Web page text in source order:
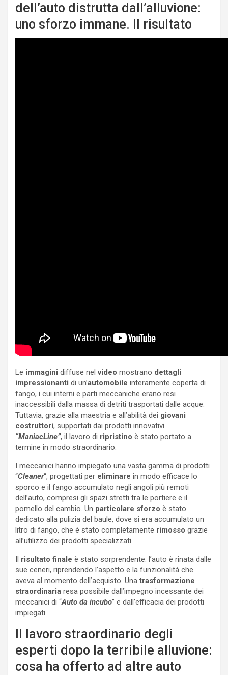
dell’auto distrutta dall’alluvione:
uno sforzo immane. Il risultato
Le immagini diffuse nelvideo mostrano dettagli
impressionanti di un’automobile interamente coperta di
fango, i cui interni e parti meccaniche erano resi
inaccessibili dalla massa di detriti trasportati dalle acque.
Tuttavia, grazie alla maestria e all’abilità dei giovani
costruttori, supportati dai prodotti innovativi
“ManiacLine”, il lavoro di ripristino è stato portato a
termine in modo straordinario.
I meccanici hanno impiegato una vasta gamma di prodotti
“Cleaner“, progettati per eliminare in modo efficace lo
sporco e il fango accumulato negli angoli più remoti
dell’auto, compresi gli spazi stretti tra le portiere e il
pomello del cambio. Un particolare sforzo è stato
dedicato alla pulizia del baule, dove si era accumulato un
litro di fango, che è stato completamente rimosso grazie
all’utilizzo dei prodotti specializzati.
risultato finale è stato sorprendente: l’auto è rinata dalle
sue ceneri, riprendendo l’aspetto e la funzionalità che
aveva al momento dell’acquisto. Unatrasformazione
straordinaria resa possibile dall’impegno incessante dei
meccanici di “Auto da incubo” e dall’efficacia dei prodotti
impiegati.
Il lavoro straordinario degli
esperti dopo la terribile alluvione:
cosa ha offerto ad altre auto